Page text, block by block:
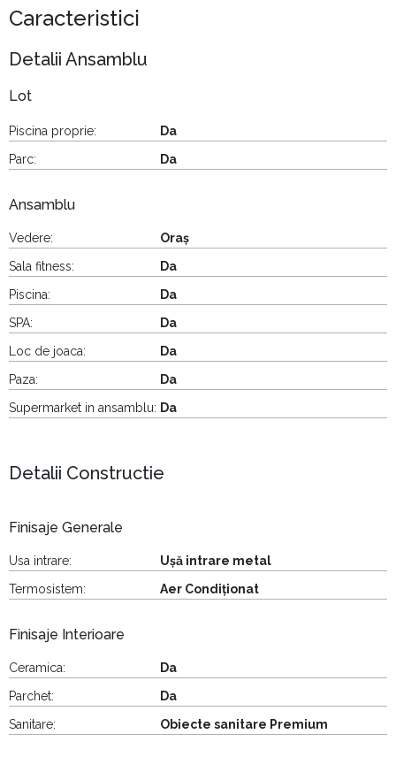
Caracteristici
Detalii Ansamblu
Lot
Piscina proprie:
Da
Parc:
Da
Ansamblu
Vedere:
Oraș
Sala fitness:
Da
Piscina:
Da
SPA:
Da
Loc de joaca:
Da
Paza:
Da
Supermarket in ansamblu: Da
Detalii Constructie
Finisaje Generale
Usa intrare:
Ușă intrare metal
Termosistem:
Aer Condiționat
Finisaje Interioare
Ceramica:
Da
Parchet:
Da
Sanitare:
Obiecte sanitare Premium